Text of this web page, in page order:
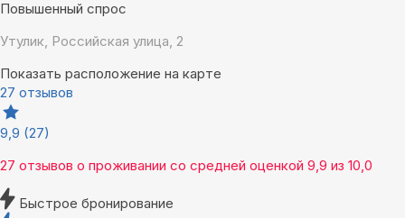
Повышенный спрос
Утулик, Российская улица, 2
Показать расположение на карте
27 отзывов
9,9 (27)
27 отзывов о проживании со средней оценкой 9,9 из 10,0
Быстрое бронирование